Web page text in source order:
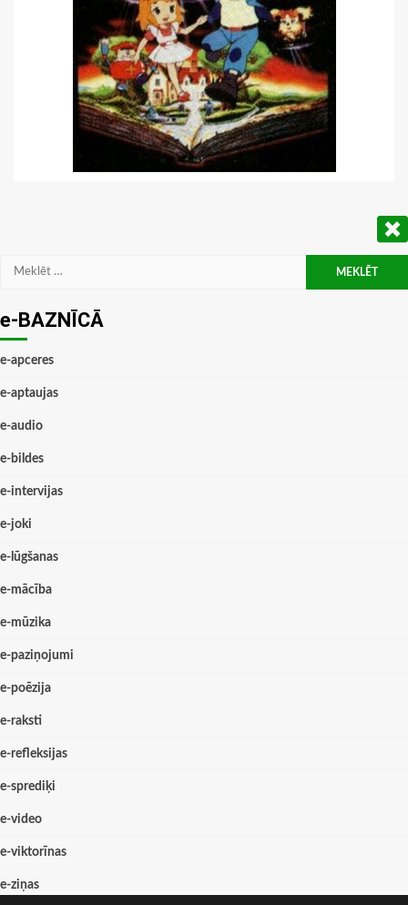
Meklēt:
e-BAZNĪCĀ
e-apceres
e-aptaujas
e-audio
e-bildes
e-intervijas
e-joki
e-lūgšanas
e-mācība
e-mūzika
e-paziņojumi
e-poēzija
e-raksti
e-refleksijas
e-sprediķi
e-video
e-viktorīnas
e-ziņas